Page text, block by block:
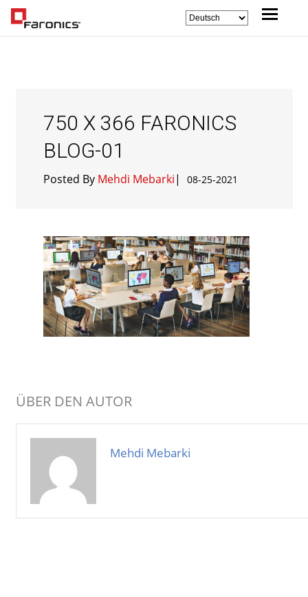
750 X 366 FARONICS
BLOG-01
Posted By Mehdi Mebarki| 08-25-2021
ÜBER DEN AUTOR
Mehdi Mebarki